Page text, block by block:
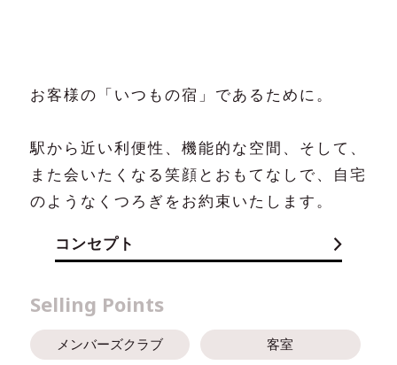
お客様の「いつもの宿」であるために。
駅から近い利便性、機能的な空間、そして、
また会いたくなる笑顔とおもてなしで、自宅
のようなくつろぎをお約束いたします。
コンセプト
Selling Points
メンバーズクラブ 客室
総合パンフレット